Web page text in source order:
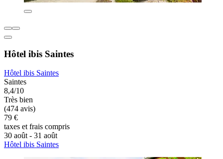
Hôtel ibis Saintes
Hôtel ibis Saintes
Saintes
8,4/10
Très bien
(474 avis)
79 €
taxes et frais compris
30 août - 31 août
Hôtel ibis Saintes